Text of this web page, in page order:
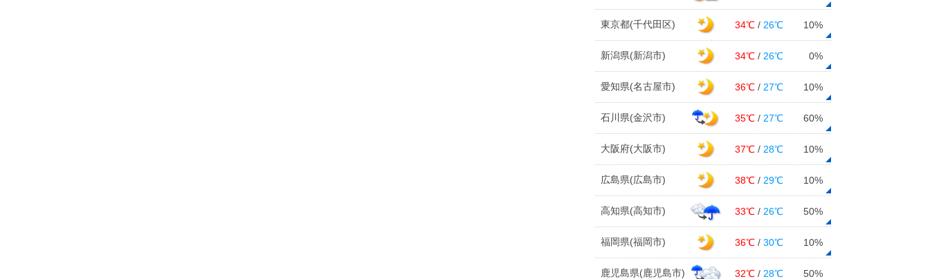
東京都(千代田区) 34℃ / 26℃ 10%
新潟県(新潟市) 34℃ / 26℃ 0%
愛知県(名古屋市) 36℃ / 27℃ 10%
石川県(金沢市) 35℃ / 27℃ 60%
大阪府(大阪市) 37℃ / 28℃ 10%
広島県(広島市) 38℃ / 29℃ 10%
高知県(高知市) 33℃ / 26℃ 50%
福岡県(福岡市) 36℃ /30℃ 10%
鹿児島県(鹿児島市) 32℃ / 28℃ 50%